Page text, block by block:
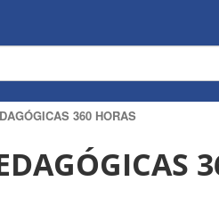
360 HORAS